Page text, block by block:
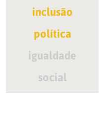
inclusão
política
igualdade
social